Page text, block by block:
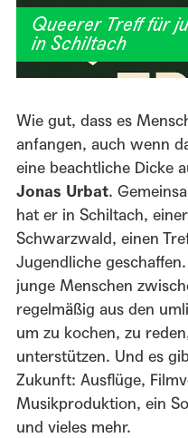
Queerer Treff für
in Schiltach
Wie gut, dass es
anfangen, auch wenn
eine beachtliche Dicke
Jonas Urbat.
hat er in Schiltach,
Schwarzwald, einen
Jugendliche
junge Menschen
regelmäßig aus den
um zu kochen, zu
unterstützen. Und es
Zukunft: Ausflüge,
Musikproduktion, ein
und vieles mehr.